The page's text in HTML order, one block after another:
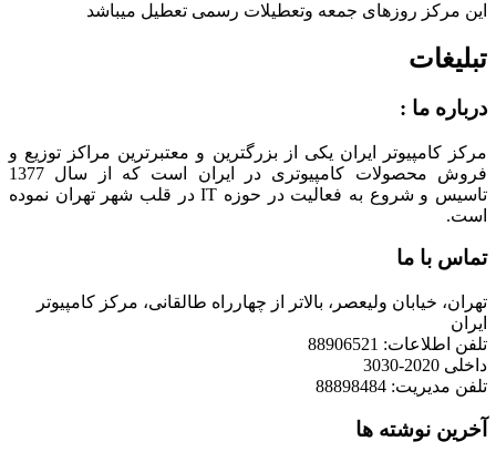
این مرکز روزهای جمعه وتعطیلات رسمی تعطیل میباشد
تبلیغات
درباره ما :
مرکز کامپیوتر ایران یکی از بزرگترین و معتبرترین مراکز توزیع و
فروش محصولات کامپیوتری در ایران است که از سال 1377
تاسیس و شروع به فعالیت در حوزه IT در قلب شهر تهران نموده
است.
تماس با ما
تهران، خیابان ولیعصر، بالاتر از چهارراه طالقانی، مرکز کامپیوتر
ایران
تلفن اطلاعات: 88906521
داخلی 2020-3030
تلفن مدیریت: 88898484
آخرین نوشته ها